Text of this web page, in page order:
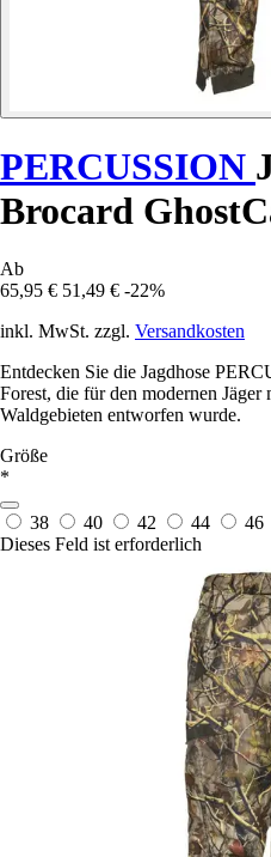
PERCUSSION
Brocard
Ab
65,95 € 51,49 € -22%
inkl. MwSt. zzgl. Versandkosten
Entdecken Sie die Jagdhose
Forest, die für den modernen
Waldgebieten entworfen wurde.
Größe
*
38 40 42 44 46
Dieses Feld ist erforderlich